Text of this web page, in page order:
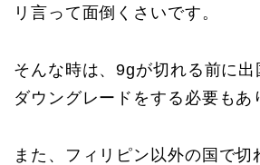
リ言って面倒くさいです。
そんな時は、9gが切れる前に
ダウングレードをする必要もあ
また、フィリピン以外の国で切